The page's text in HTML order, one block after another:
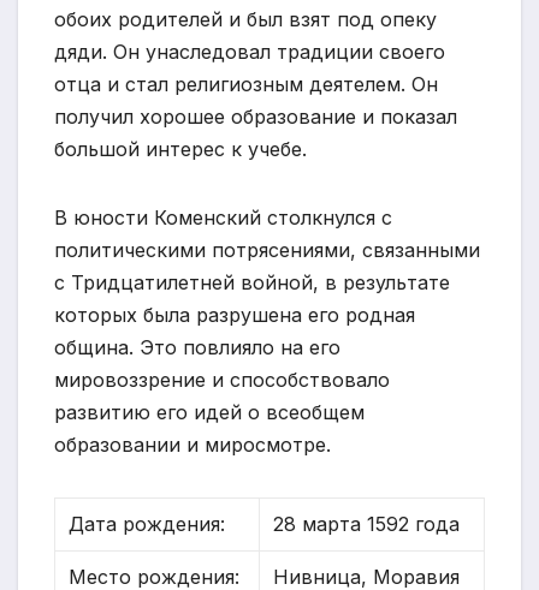
обоих родителей и был взят под опеку
дяди. Он унаследовал традиции своего
отца и стал религиозным деятелем. Он
получил хорошее образование и показал
большой интерес к учебе.
В юности Коменский столкнулся с
политическими потрясениями, связанными
с Тридцатилетней войной, в результате
которых была разрушена его родная
община. Это повлияло на его
мировоззрение и способствовало
развитию его идей о всеобщем
образовании и миросмотре.
Дата рождения: 28 марта 1592 года
Место рождения: Нивница, Моравия